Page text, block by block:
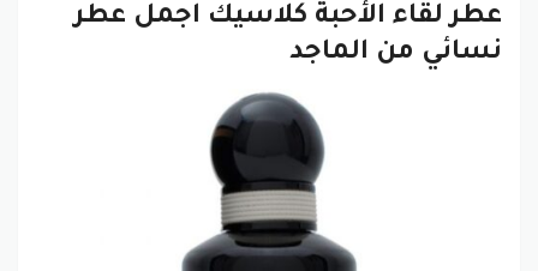
عطر لقاء الأحبة كلاسيك اجمل عطر
نسائي من الماجد